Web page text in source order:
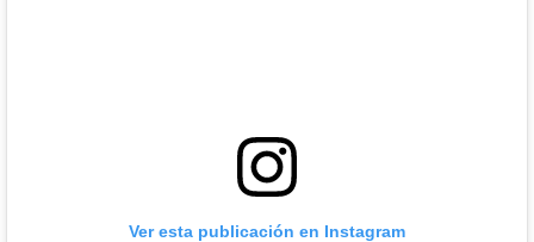
Ver esta publicación en Instagram